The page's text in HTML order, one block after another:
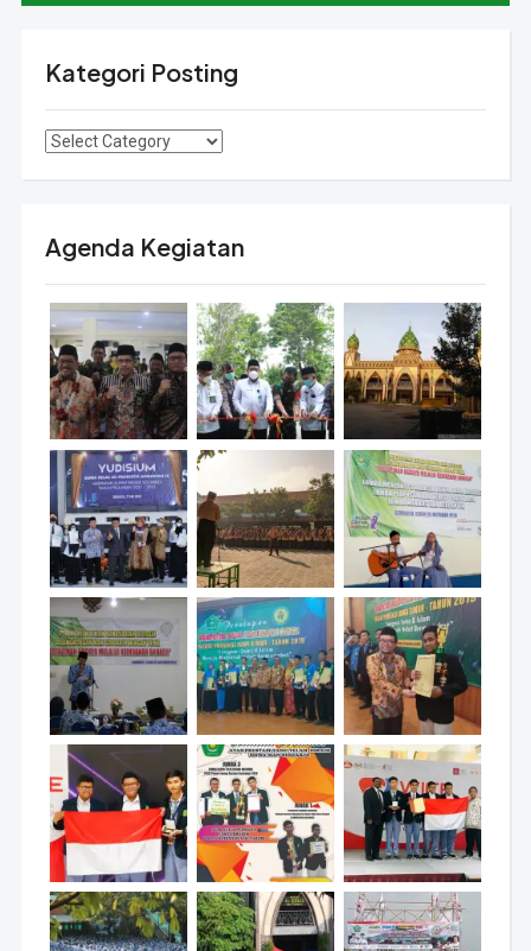
Kategori Posting
Kategori
Agenda Kegiatan